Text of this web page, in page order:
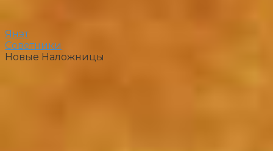
Янэт
Советники
Новые Наложницы